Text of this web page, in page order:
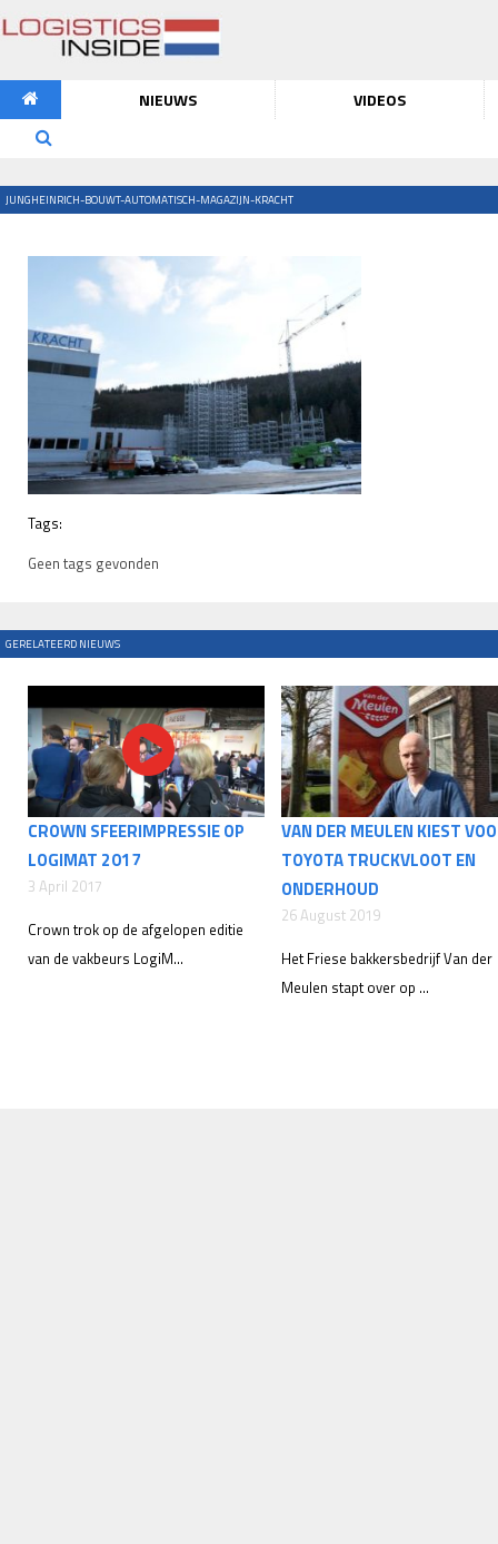
NIEUWS VIDEOS
JUNGHEINRICH-BOUWT-AUTOMATISCH-MAGAZIJN-KRACHT
Tags:
Geen tags gevonden
GERELATEERD NIEUWS
CROWN SFEERIMPRESSIE OP
LOGIMAT 2017
3 April 2017
Crown trok op de afgelopen editie
van de vakbeurs LogiM...
VAN DER MEULEN KIEST
TOYOTA TRUCKVLOOT EN
ONDERHOUD
26 August 2019
Het Friese bakkersbedrijf Van der
Meulen stapt over op ...